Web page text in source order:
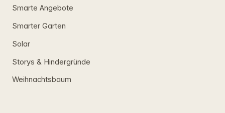
Smarte Angebote
Smarter Garten
Solar
Storys & Hindergründe
Weihnachtsbaum